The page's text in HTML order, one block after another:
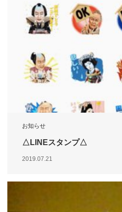
お知らせ
△LINEスタンプ△
2019.07.21